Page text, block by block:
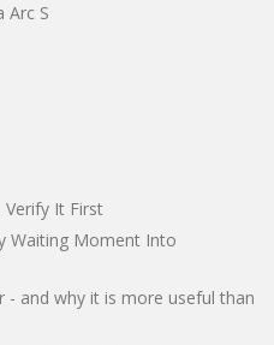
Arc S
Verify It First
Waiting Moment Into
- and why it is more useful than